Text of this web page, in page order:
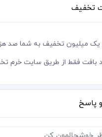
تخفیف
یک میلیون تخفیف به شما صد
بافت فقط از طریق سایت خرم
پاسخ